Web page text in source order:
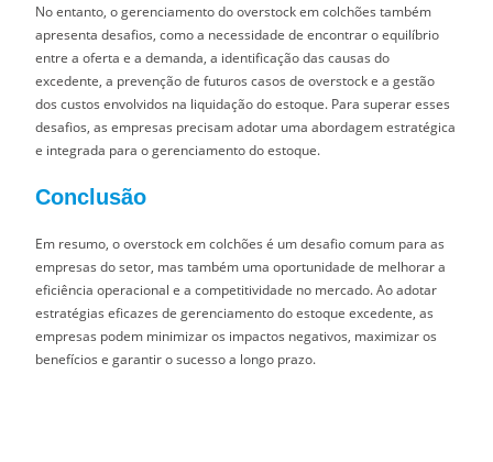
No entanto, o gerenciamento do overstock em colchões também
apresenta desafios, como a necessidade de encontrar o equilíbrio
entre a oferta e a demanda, a identificação das causas do
excedente, a prevenção de futuros casos de overstock e a gestão
dos custos envolvidos na liquidação do estoque. Para superar esses
desafios, as empresas precisam adotar uma abordagem estratégica
e integrada para o gerenciamento do estoque.
Conclusão
Em resumo, o overstock em colchões é um desafio comum para as
empresas do setor, mas também uma oportunidade de melhorar a
eficiência operacional e a competitividade no mercado. Ao adotar
estratégias eficazes de gerenciamento do estoque excedente, as
empresas podem minimizar os impactos negativos, maximizar os
benefícios e garantir o sucesso a longo prazo.